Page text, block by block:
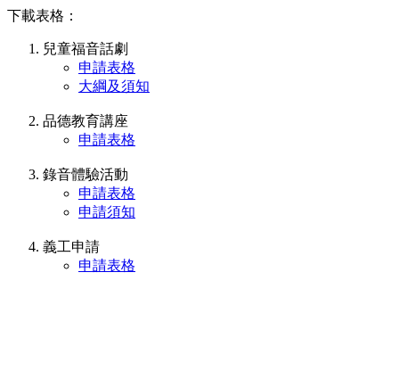
下載表格：
兒童福音話劇
申請表格
大綱及須知
品德教育講座
申請表格
錄音體驗活動
申請表格
申請須知
義工申請
申請表格